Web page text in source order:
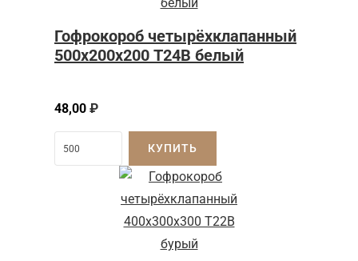
Гофрокороб четырёхклапанный
500х200х200 Т24В белый
48,00 ₽
КУПИТЬ